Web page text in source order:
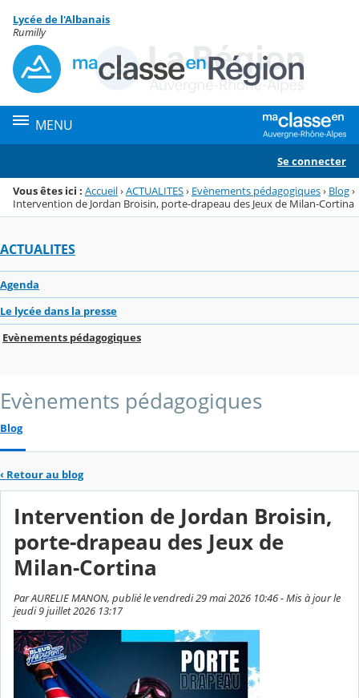
Menu de la rubrique
Contenu
Lycée de l'Albanais
Rumilly
MENU
Se connecter
Vous êtes ici : Accueil›ACTUALITES› Evènements pédagogiques› Blog›
Intervention de Jordan Broisin, porte-drapeau des Jeux de Milan-Cortina
ACTUALITES
Agenda
Le lycée dans la presse
Evènements pédagogiques
Evènements pédagogiques
Blog
‹ Retour au blog
Intervention de Jordan Broisin,
porte-drapeau des Jeux de
Milan-Cortina
Par AURELIE MANON, publié le vendredi 29 mai 2026 10:46 - Mis à jour le
jeudi 9 juillet 2026 13:17